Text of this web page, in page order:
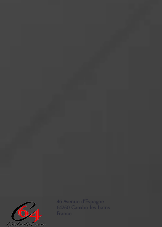
46 Avenue d'Espagne
64250 Cambo les bains
France